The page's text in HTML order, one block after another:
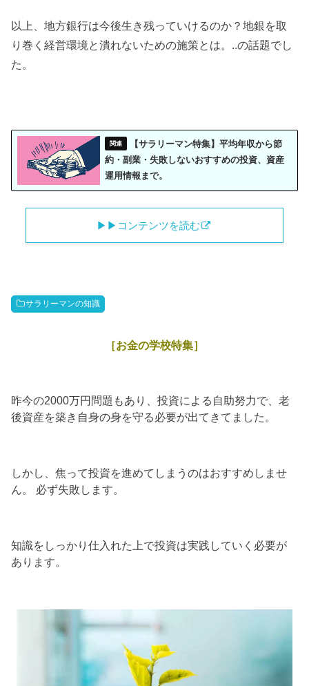
以上、地方銀行は今後生き残っていけるのか？地銀を取
り巻く経営環境と潰れないための施策とは。..の話題でし
た。
【サラリーマン特集】平均年収から節
約・副業・失敗しないおすすめの投資、資産
運用情報まで。
▶︎▶︎コンテンツを読む
サラリーマンの知識
［お金の学校特集］
昨今の2000万円問題もあり、投資による自助努力で、老
後資産を築き自身の身を守る必要が出てきてました。
しかし、焦って投資を進めてしまうのはおすすめしませ
ん。 必ず失敗します。
知識をしっかり仕入れた上で投資は実践していく必要が
あります。